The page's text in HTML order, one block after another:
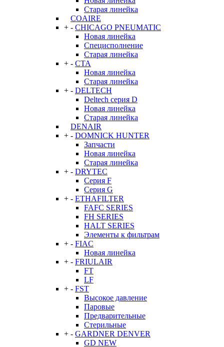
Старая линейка
COAIRE
+ - CHICAGO PNEUMATIC
Новая линейка
Специсполнение
Старая линейка
+ - CTA
Новая линейка
Старая линейка
+ - DELTECH
Deltech серия D
Новая линейка
Старая линейка
DENAIR
+ - DOMNICK HUNTER
Запчасти
Новая линейка
Старая линейка
+ - DRYTEC
Серия F
Серия G
+ - ETHAFILTER
FAFC SERIES
FH SERIES
HALT SERIES
Элементы к фильтрам
+ - FIAC
Новая линейка
+ - FRIULAIR
FT
LF
+ - FST
Высокое давление
Паровые
Предварительные
Стерильные
+ - GARDNER DENVER
GD NEW